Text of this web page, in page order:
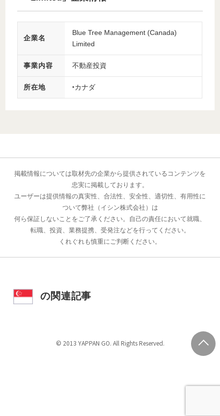
企業名
Blue Tree Management (Canada)
Limited
事業内容 不動産投資
所在地 ‣カナダ
掲載情報については取材先の企業から提供されているコンテンツを
忠実に掲載しております。
ユーザーは提供情報の真実性、合法性、安全性、適切性、有用性に
ついて弊社（イシン株式会社）は
何ら保証しないことをご了承ください。自己の責任において就職、
転職、投資、業務提携、受発注などを行ってください。
くれぐれも慎重にご判断ください。
の関連記事
© 2013 YAPPAN GO. All Rights Reserved.